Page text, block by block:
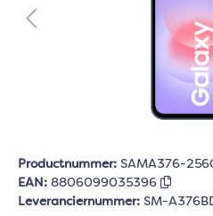
Productnummer: SAMA376-
EAN: 8806099035396
Leveranciernummer: SM-